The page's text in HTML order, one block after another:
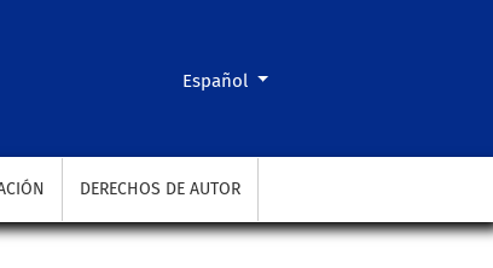
Cambiar el idioma. El actual es:
Español
DERECHOS DE AUTOR